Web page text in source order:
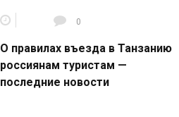
0
О правилах въезда в Танзанию
россиянам туристам —
последние новости